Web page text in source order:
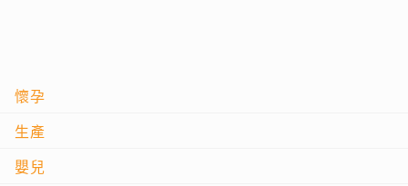
懷孕
生產
嬰兒